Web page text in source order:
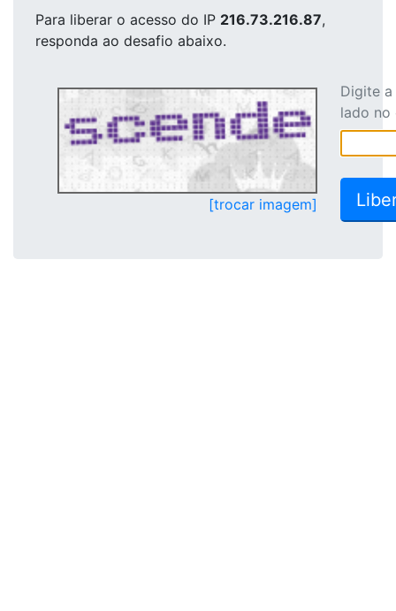
Para liberar o acesso do IP 216.73.216.87,
responda ao desafio abaixo.
[trocar imagem]
Digite
lado no